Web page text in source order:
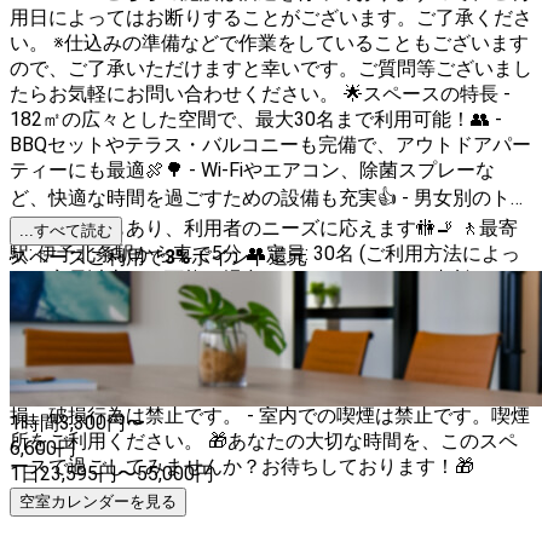
用日によってはお断りすることがございます。ご了承くださ
い。 ※仕込みの準備などで作業をしていることもございます
ので、ご了承いただけますと幸いです。ご質問等ございまし
たらお気軽にお問い合わせください。 🌟スペースの特長 -
182㎡の広々とした空間で、最大30名まで利用可能！👥 -
BBQセットやテラス・バルコニーも完備で、アウトドアパー
ティーにも最適🍖🌳 - Wi-Fiやエアコン、除菌スプレーな
ど、快適な時間を過ごすための設備も充実👍 - 男女別のトイ
レや喫煙所もあり、利用者のニーズに応えます🚻🚬 🚶最寄
駅: 伊予北条駅から車で5分 👥定員: 30名 (ご利用方法によっ
ては定員以上でも可能な場合もありますので、ご相談くださ
い。) 🎈こんな利用シーンにぴったり！ - 交流会・ミートア
ップ🤝 - インタビュー・取材🎤 - ヨガ🧘‍♀️ - 女子会👭 - ワーク
ショップ🔨 - ホームパーティー🎉 - 誕生日会🎂 - スタジオ撮
影📸 - 塾・お教室📚 - 打ち上げ🍻 🚫禁止事項 - スペースの汚
損、破損行為は禁止です。 - 室内での喫煙は禁止です。喫煙
所をご利用ください。 🎁あなたの大切な時間を、このスペ
ースで過ごしてみませんか？お待ちしております！🎁
...すべて読む
スペースご利用で3%ポイント還元
1時間3,300円〜
6,600円
1日23,595円〜55,000円
空室カレンダーを見る